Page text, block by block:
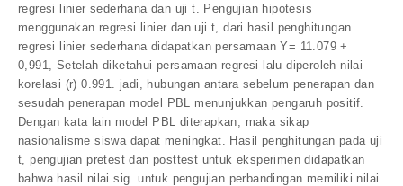
regresi linier sederhana dan uji t. Pengujian hipotesis
menggunakan regresi linier dan uji t, dari hasil penghitungan
regresi linier sederhana didapatkan persamaan Y= 11.079 +
0,991, Setelah diketahui persamaan regresi lalu diperoleh nilai
korelasi (r) 0.991. jadi, hubungan antara sebelum penerapan dan
sesudah penerapan model PBL menunjukkan pengaruh positif.
Dengan kata lain model PBL diterapkan, maka sikap
nasionalisme siswa dapat meningkat. Hasil penghitungan pada uji
t, pengujian pretest dan posttest untuk eksperimen didapatkan
bahwa hasil nilai sig. untuk pengujian perbandingan memiliki nilai